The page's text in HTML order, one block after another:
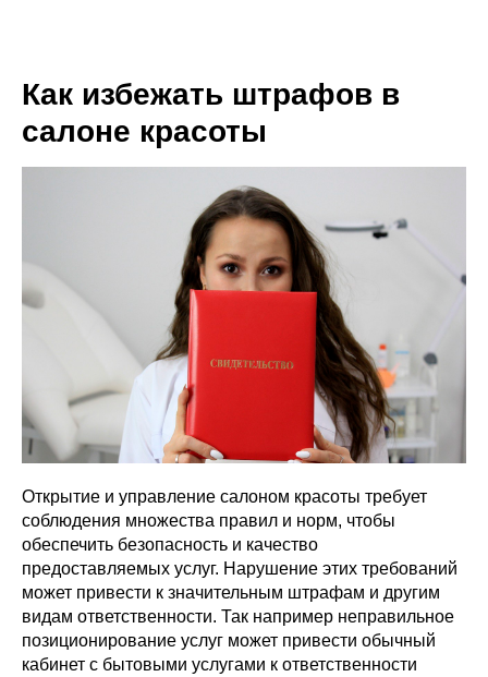
Как избежать штрафов в
салоне красоты
Открытие и управление салоном красоты требует
соблюдения множества правил и норм, чтобы
обеспечить безопасность и качество
предоставляемых услуг. Нарушение этих требований
может привести к значительным штрафам и другим
видам ответственности. Так например неправильное
позиционирование услуг может привести обычный
кабинет с бытовыми услугами к ответственности